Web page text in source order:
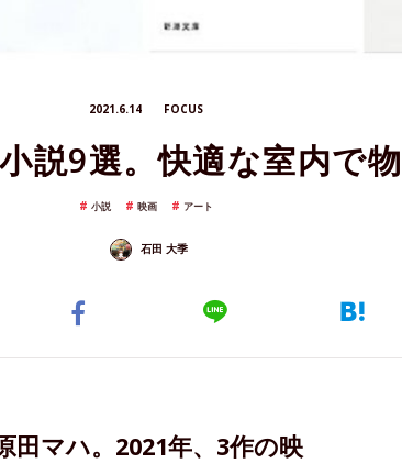
2021.6.14 FOCUS
説9選。快適な室内で
小説 映画 アート
石田 大季
田マハ。2021年、3作の映